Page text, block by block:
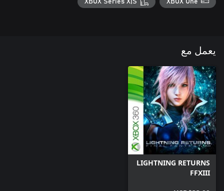
يعمل مع
LIGHTNING RETURNS
FFXIII